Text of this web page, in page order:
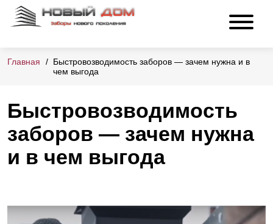
Главная
Быстровозводимость заборов — зачем нужна и в
чем выгода
Быстровозводимость
заборов — зачем нужна
и в чем выгода